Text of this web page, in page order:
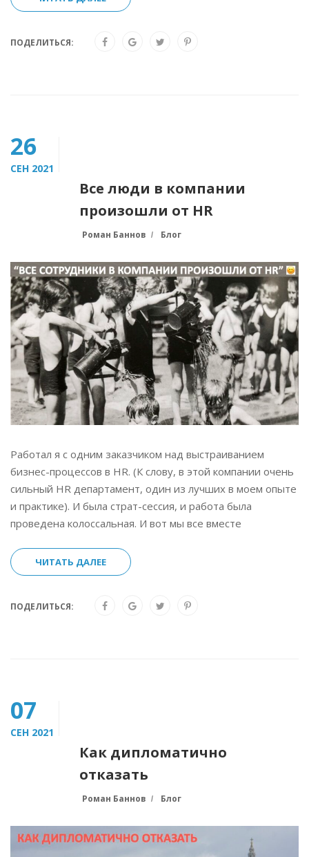
ПОДЕЛИТЬСЯ:
26
СЕН 2021
Все люди в компании
произошли от HR
Роман Баннов Блог
Работал я с одним заказчиком над выстраиванием
бизнес-процессов в HR. (К слову, в этой компании очень
сильный HR департамент, один из лучших в моем опыте
и практике). И была страт-сессия, и работа была
проведена колоссальная. И вот мы все вместе
ЧИТАТЬ ДАЛЕЕ
ПОДЕЛИТЬСЯ:
07
СЕН 2021
Как дипломатично
отказать
Роман Баннов Блог